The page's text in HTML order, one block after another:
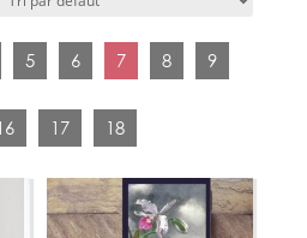
5 6 7 8 9
17 18